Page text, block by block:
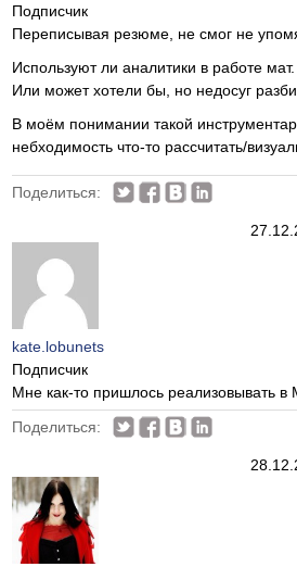
Подписчик
Переписывая резюме, не смог не
Используют ли аналитики в работе
Или может хотели бы, но недосуг
В моём понимании такой
небходимость что-то рассчитать/
Поделиться:
kate.lobunets
Подписчик
Мне как-то пришлось реализовывать в
Поделиться: